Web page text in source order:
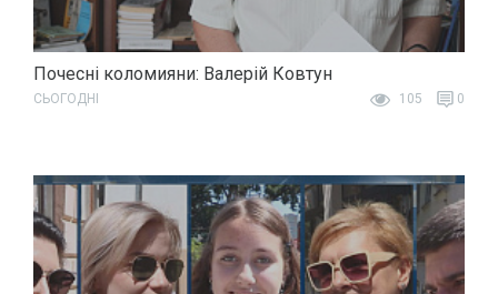
Почесні коломияни: Валерій Ковтун
СЬОГОДНІ 105 0